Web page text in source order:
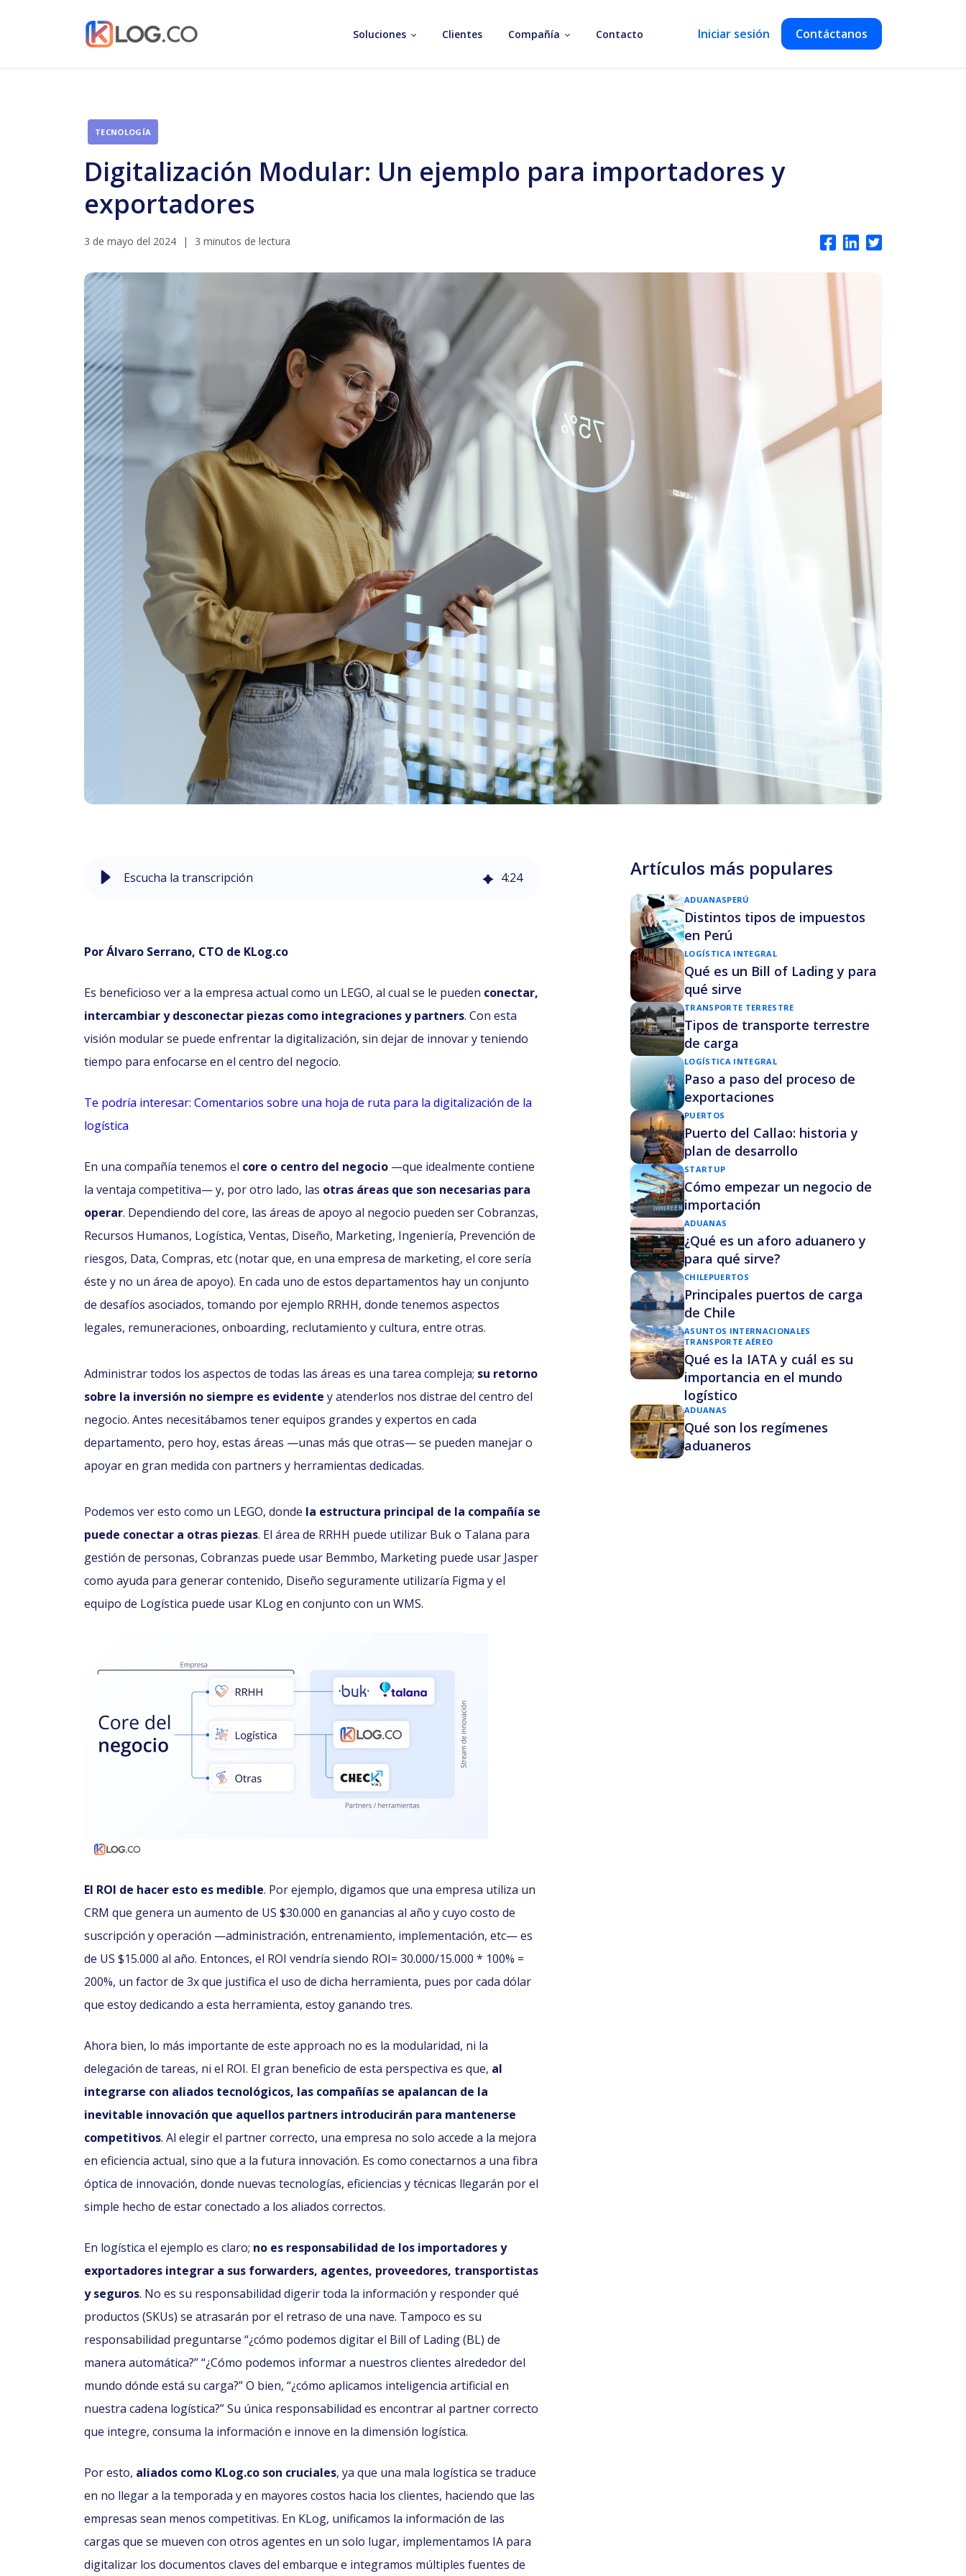
Soluciones Clientes Compañía Contacto Iniciar sesión Contáctanos
TECNOLOGÍA
Digitalización Modular: Un ejemplo para importadores y
exportadores
3 de mayo del 2024 | 3 minutos de lectura
Escucha la transcripción 4:24
Por Álvaro Serrano, CTO de KLog.co
Es beneficioso ver a la empresa actual como un LEGO, al cual se le pueden conectar,
intercambiar y desconectar piezas como integraciones y partners. Con esta
visión modular se puede enfrentar la digitalización, sin dejar de innovar y teniendo
tiempo para enfocarse en el centro del negocio.
Te podría interesar: Comentarios sobre una hoja de ruta para la digitalización de la
logística
En una compañía tenemos el core o centro del negocio —que idealmente contiene
la ventaja competitiva— y, por otro lado, las otras áreas que son necesarias para
operar. Dependiendo del core, las áreas de apoyo al negocio pueden ser Cobranzas,
Recursos Humanos, Logística, Ventas, Diseño, Marketing, Ingeniería, Prevención de
riesgos, Data, Compras, etc (notar que, en una empresa de marketing, el core sería
éste y no un área de apoyo). En cada uno de estos departamentos hay un conjunto
de desafíos asociados, tomando por ejemplo RRHH, donde tenemos aspectos
legales, remuneraciones, onboarding, reclutamiento y cultura, entre otras.
Administrar todos los aspectos de todas las áreas es una tarea compleja; su retorno
sobre la inversión no siempre es evidente y atenderlos nos distrae del centro del
negocio. Antes necesitábamos tener equipos grandes y expertos en cada
departamento, pero hoy, estas áreas —unas más que otras— se pueden manejar o
apoyar en gran medida con partners y herramientas dedicadas.
Podemos ver esto como un LEGO, donde la estructura principal de la compañía se
puede conectar a otras piezas. El área de RRHH puede utilizar Buk o Talana para
gestión de personas, Cobranzas puede usar Bemmbo, Marketing puede usar Jasper
como ayuda para generar contenido, Diseño seguramente utilizaría Figma y el
equipo de Logística puede usar KLog en conjunto con un WMS.
El ROI de hacer esto es medible. Por ejemplo, digamos que una empresa utiliza un
CRM que genera un aumento de US $30.000 en ganancias al año y cuyo costo de
suscripción y operación —administración, entrenamiento, implementación, etc— es
de US $15.000 al año. Entonces, el ROI vendría siendo ROI= 30.000/15.000 * 100% =
200%, un factor de 3x que justifica el uso de dicha herramienta, pues por cada dólar
que estoy dedicando a esta herramienta, estoy ganando tres.
Ahora bien, lo más importante de este approach no es la modularidad, ni la
delegación de tareas, ni el ROI. El gran beneficio de esta perspectiva es que, al
integrarse con aliados tecnológicos, las compañías se apalancan de la
inevitable innovación que aquellos partners introducirán para mantenerse
competitivos. Al elegir el partner correcto, una empresa no solo accede a la mejora
en eficiencia actual, sino que a la futura innovación. Es como conectarnos a una fibra
óptica de innovación, donde nuevas tecnologías, eficiencias y técnicas llegarán por el
simple hecho de estar conectado a los aliados correctos.
En logística el ejemplo es claro; no es responsabilidad de los importadores y
exportadores integrar a sus forwarders, agentes, proveedores, transportistas
y seguros. No es su responsabilidad digerir toda la información y responder qué
productos (SKUs) se atrasarán por el retraso de una nave. Tampoco es su
responsabilidad preguntarse “¿cómo podemos digitar el Bill of Lading (BL) de
manera automática?” “¿Cómo podemos informar a nuestros clientes alrededor del
mundo dónde está su carga?” O bien, “¿cómo aplicamos inteligencia artificial en
nuestra cadena logística?” Su única responsabilidad es encontrar al partner correcto
que integre, consuma la información e innove en la dimensión logística.
Por esto, aliados como KLog.co son cruciales, ya que una mala logística se traduce
en no llegar a la temporada y en mayores costos hacia los clientes, haciendo que las
empresas sean menos competitivas. En KLog, unificamos la información de las
cargas que se mueven con otros agentes en un solo lugar, implementamos IA para
digitalizar los documentos claves del embarque e integramos múltiples fuentes de
Artículos más populares
ADUANASPERÚ
Distintos tipos de impuestos
en Perú
LOGÍSTICA INTEGRAL
Qué es un Bill of Lading y para
qué sirve
TRANSPORTE TERRESTRE
Tipos de transporte terrestre
de carga
LOGÍSTICA INTEGRAL
Paso a paso del proceso de
exportaciones
PUERTOS
Puerto del Callao: historia y
plan de desarrollo
STARTUP
Cómo empezar un negocio de
importación
ADUANAS
¿Qué es un aforo aduanero y
para qué sirve?
CHILEPUERTOS
Principales puertos de carga
de Chile
ASUNTOS INTERNACIONALES
TRANSPORTE AÉREO
Qué es la IATA y cuál es su
importancia en el mundo
logístico
ADUANAS
Qué son los regímenes
aduaneros